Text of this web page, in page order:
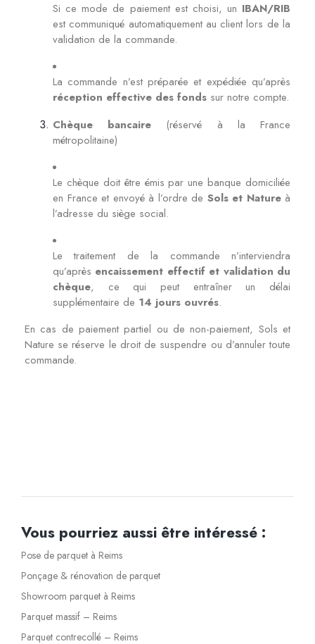
Si ce mode de paiement est choisi, un IBAN/RIB
est communiqué automatiquement au client lors de la
validation de la commande.
La commande n’est préparée et expédiée qu’après
réception effective des fonds sur notre compte.
Chèque bancaire (réservé à la France
métropolitaine)
Le chèque doit être émis par une banque domiciliée
en France et envoyé à l’ordre de Sols et Natureà
l’adresse du siège social.
Le traitement de la commande n’interviendra
qu’après encaissement effectif et validation du
chèque, ce qui peut entraîner un délai
supplémentaire de 14 jours ouvrés.
En cas de paiement partiel ou de non-paiement, Sols et
Nature se réserve le droit de suspendre ou d’annuler toute
commande.
Vous pourriez aussi être intéressé :
Pose de parquet à Reims
Ponçage & rénovation de parquet
Showroom parquet à Reims
Parquet massif – Reims
Parquet contrecollé – Reims